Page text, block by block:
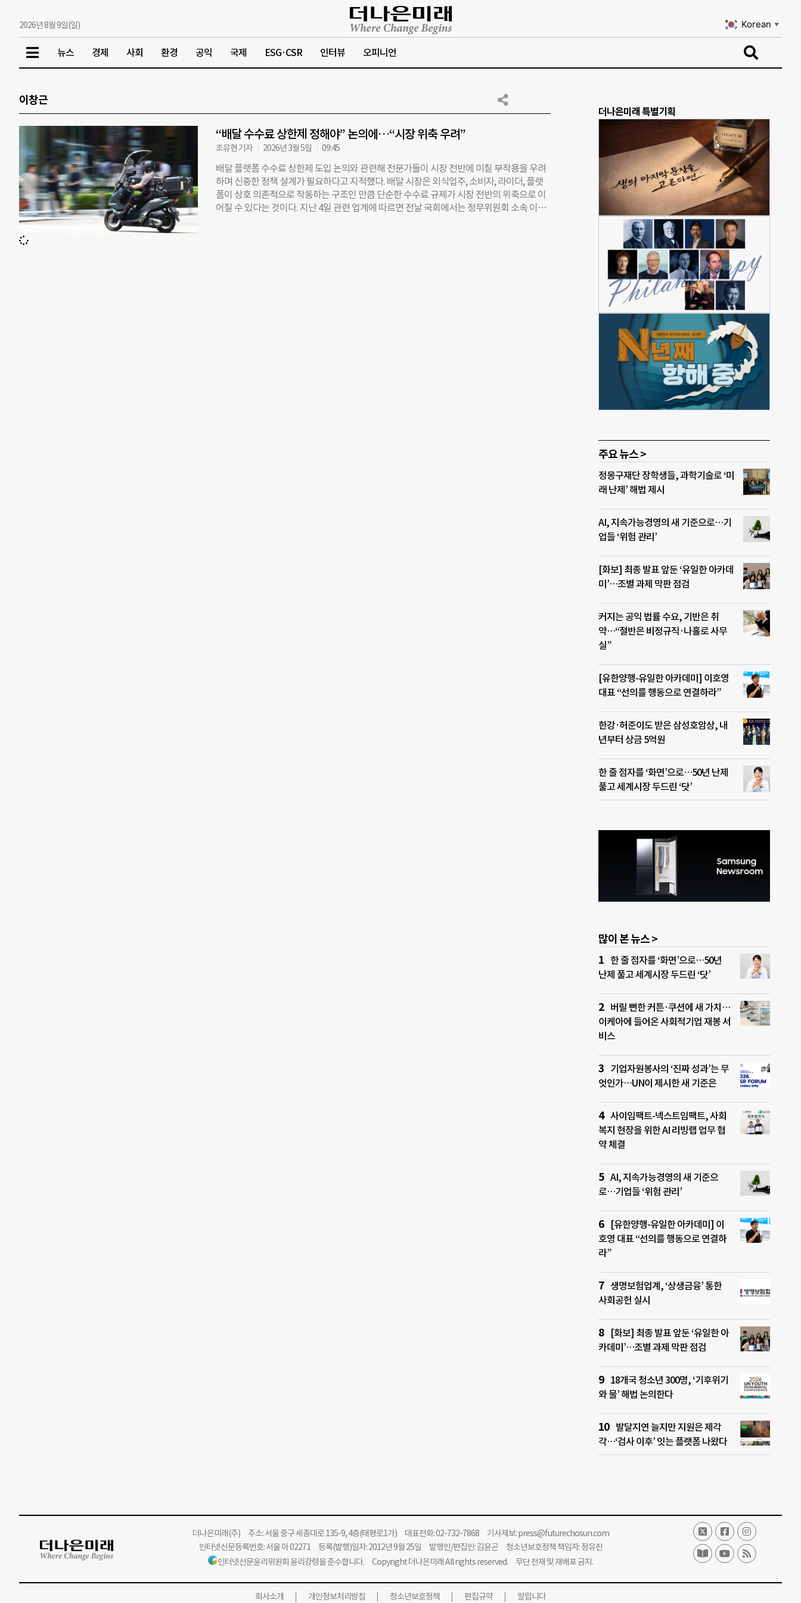
2026년 8월 9일(일) Korean ▼
뉴스 경제 사회 환경 공익 국제 ESG·CSR 인터뷰 오피니언
이창근
“배달 수수료 상한제 정해야” 논의에…“시장 위축 우려”
조유현 기자 2026년 3월 5일 09:45
배달 플랫폼 수수료 상한제 도입 논의와 관련해 전문가들이 시장 전반에 미칠 부작용을 우려
하며 신중한 정책 설계가 필요하다고 지적했다. 배달 시장은 외식업주, 소비자, 라이더, 플랫
폼이 상호 의존적으로 작동하는 구조인 만큼 단순한 수수료 규제가 시장 전반의 위축으로 이
어질 수 있다는 것이다. 지난 4일 관련 업계에 따르면 전날 국회에서는 정무위원회 소속 이헌
더나은미래 특별기획
주요 뉴스 >
정몽구재단 장학생들, 과학기술로 ‘미
래 난제’ 해법 제시
AI, 지속가능경영의 새 기준으로…기
업들 ‘위험 관리’
[화보] 최종 발표 앞둔 ‘유일한 아카데
미’…조별 과제 막판 점검
커지는 공익 법률 수요, 기반은 취
약…“절반은 비정규직·나홀로 사무
실”
[유한양행-유일한 아카데미] 이호영
대표 “선의를 행동으로 연결하라”
한강·허준이도 받은 삼성호암상, 내
년부터 상금 5억원
한 줄 점자를 ‘화면’으로…50년 난제
풀고 세계시장 두드린 ‘닷’
많이 본 뉴스 >
한 줄 점자를 ‘화면’으로…50년
난제 풀고 세계시장 두드린 ‘닷’
버릴 뻔한 커튼·쿠션에 새 가치…
이케아에 들어온 사회적기업 재봉 서
비스
기업자원봉사의 ‘진짜 성과’는 무
엇인가…UN이 제시한 새 기준은
사이임팩트-넥스트임팩트, 사회
복지 현장을 위한 AI 리빙랩 업무 협
약 체결
AI, 지속가능경영의 새 기준으
로…기업들 ‘위험 관리’
[유한양행-유일한 아카데미] 이
호영 대표 “선의를 행동으로 연결하
라”
생명보험업계, ‘상생금융’ 통한
사회공헌 실시
[화보] 최종 발표 앞둔 ‘유일한 아
카데미’…조별 과제 막판 점검
18개국 청소년 300명, ‘기후위기
와 물’ 해법 논의한다
발달지연 늘지만 지원은 제각
각…‘검사 이후’ 잇는 플랫폼 나왔다
더나은미래(주)주소: 서울 중구 세종대로 135-9, 4층(태평로1가) 대표전화: 02-732-7868 기사제보:press@futurechosun.com
인터넷신문등록번호: 서울 아 02271 등록(발행)일자: 2012년 9월 25일 발행인/편집인: 김윤곤 청소년보호정책 책임자: 정유진
인터넷신문윤리위원회 윤리강령을 준수합니다. Copyright 더나은미래 All rights reserved. 무단 전재 및 재배포 금지.
회사소개 개인정보처리방침 청소년보호정책 편집규약 알립니다